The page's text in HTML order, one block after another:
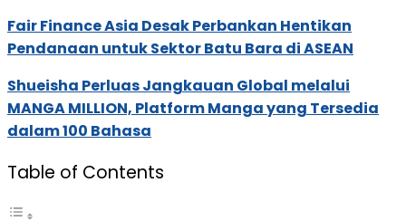
Fair Finance Asia Desak Perbankan Hentikan
Pendanaan untuk Sektor Batu Bara di ASEAN
Shueisha Perluas Jangkauan Global melalui
MANGA MILLION, Platform Manga yang Tersedia
dalam 100 Bahasa
Table of Contents